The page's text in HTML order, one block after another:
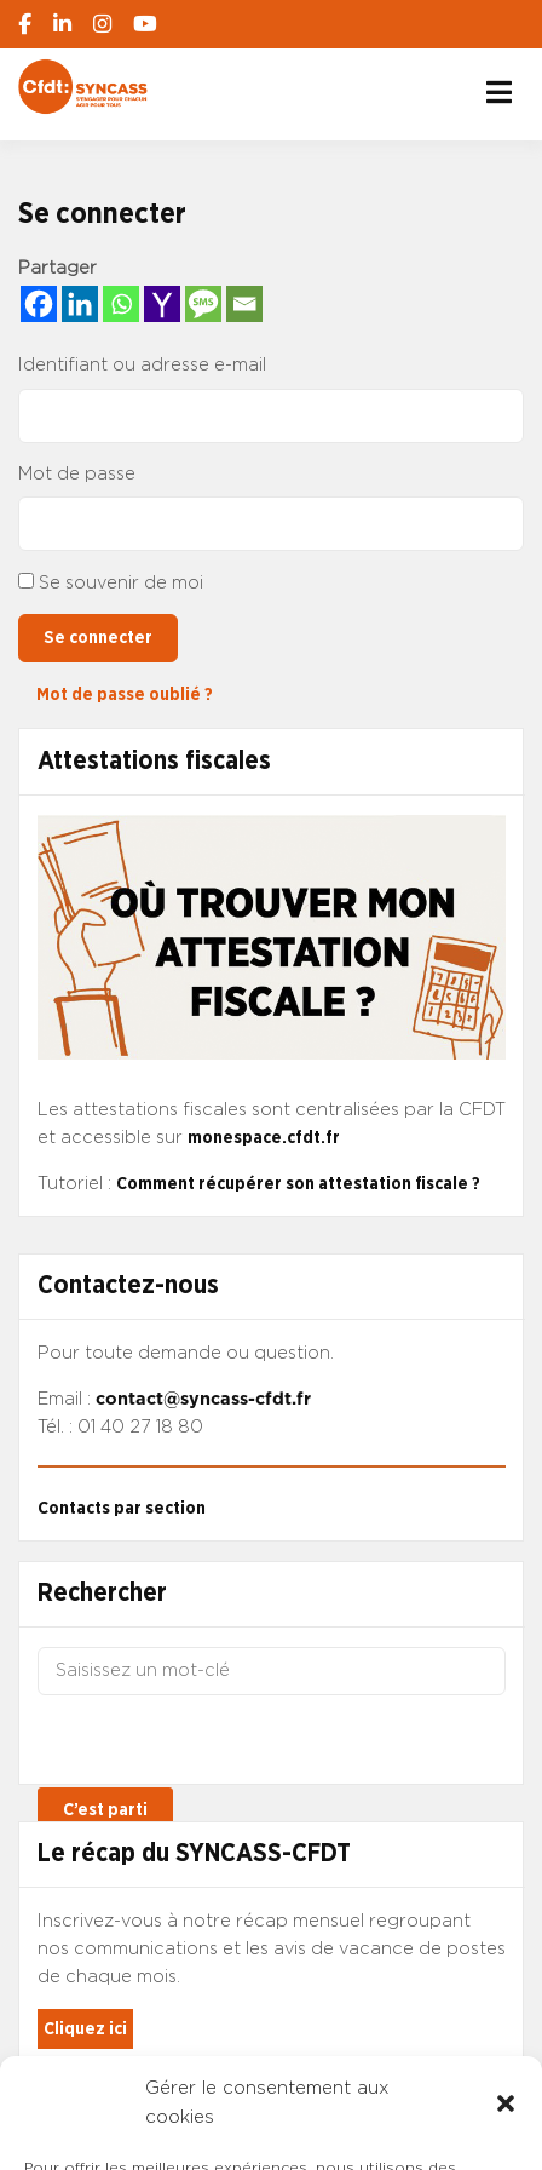
Gérer le consentement aux
cookies
Attestations fiscales
Les attestations fiscales sont centralisées par la CFDT
et accessible sur monespace.cfdt.fr
Tutoriel : Comment récupérer son attestation fiscale ?
Contactez-nous
Pour toute demande ou question.
Email : contact@syncass-cfdt.fr
Tél. : 01 40 27 18 80
Contacts par section
Se connecter
Partager
Identifiant ou adresse e-mail
Mot de passe
Se souvenir de moi
Se connecter
Mot de passe oublié ?
Rechercher
Le récap du SYNCASS-CFDT
Inscrivez-vous à notre récap mensuel regroupant
nos communications et les avis de vacance de postes
de chaque mois.
Cliquez ici
Les adhérents du SYNCASS-CFDT
sont automatiquement inscrits.